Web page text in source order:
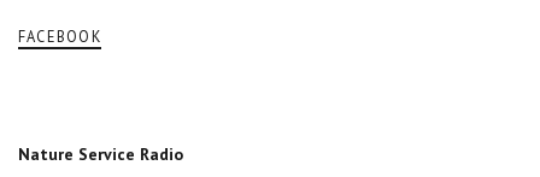
FACEBOOK
Nature Service Radio